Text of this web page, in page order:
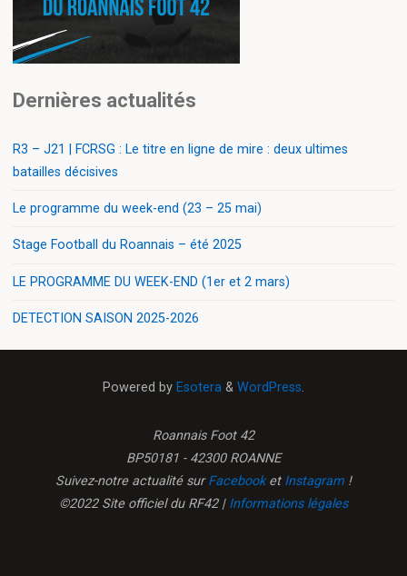
Dernières actualités
R3 – J21 | FCRSG : Le titre en ligne de mire : deux ultimes
batailles décisives
Le programme du week-end (23 – 25 mai)
Stage Football du Roannais – été 2025
LE PROGRAMME DU WEEK-END (1er et 2 mars)
DETECTION SAISON 2025-2026
Powered by Esotera & WordPress.
Roannais Foot 42
BP50181 - 42300 ROANNE
Suivez-notre actualité surFacebooket Instagram !
©2022 Site officiel du RF42 | Informations légales